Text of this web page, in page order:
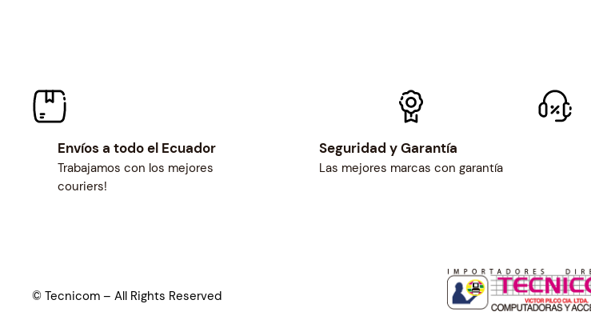
Envíos a todo el Ecuador
Trabajamos con los mejores
couriers!
Seguridad y Garantía
Las mejores marcas con garantía
© Tecnicom – All Rights Reserved